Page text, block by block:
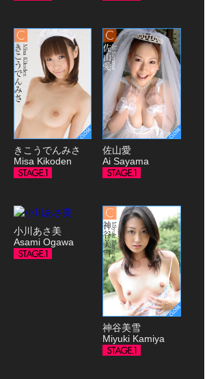
きこうでんみさ
Misa Kikoden
佐山愛
Ai Sayama
小川あさ美
Asami Ogawa
神谷美雪
Miyuki Kamiya